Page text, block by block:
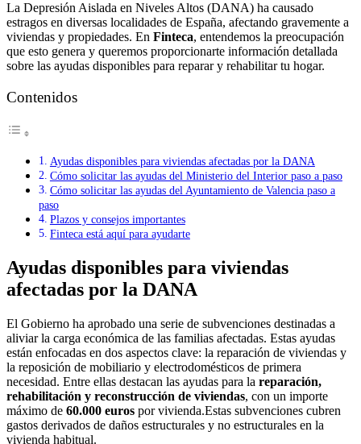
La Depresión Aislada en Niveles Altos (DANA) ha causado
estragos en diversas localidades de España, afectando gravemente a
viviendas y propiedades. En Finteca, entendemos la preocupación
que esto genera y queremos proporcionarte información detallada
sobre las ayudas disponibles para reparar y rehabilitar tu hogar.
Contenidos
Ayudas disponibles para viviendas afectadas por la DANA
Cómo solicitar las ayudas del Ministerio del Interior paso a paso
Cómo solicitar las ayudas del Ayuntamiento de Valencia paso a
paso
Plazos y consejos importantes
Finteca está aquí para ayudarte
Ayudas disponibles para viviendas
afectadas por la DANA
El Gobierno ha aprobado una serie de subvenciones destinadas a
aliviar la carga económica de las familias afectadas. Estas ayudas
están enfocadas en dos aspectos clave: la reparación de viviendas y
la reposición de mobiliario y electrodomésticos de primera
necesidad. Entre ellas destacan las ayudas para la reparación,
rehabilitación y reconstrucción de viviendas, con un importe
máximo de 60.000 euros por vivienda.Estas subvenciones cubren
gastos derivados de daños estructurales y no estructurales en la
vivienda habitual.